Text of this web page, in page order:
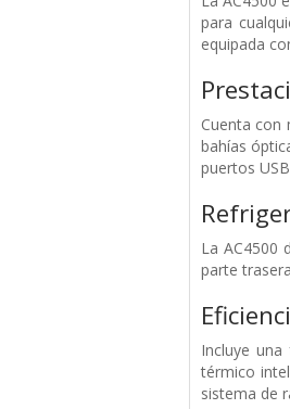
para
equipada
Cuenta con
bahías
puertos
La AC4500
parte
Incluye
térmico
sistema de